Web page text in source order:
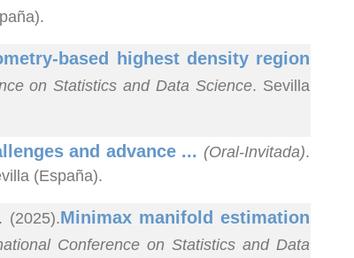
based highest density region
on Statistics and Data Science. Sevilla
and advance ... (Oral-Invitada).
(España).
(2025).Minimax manifold estimation
Conference on Statistics and Data